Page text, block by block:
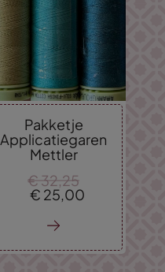
Pakketje
Applicatiegaren
Mettler
€ 32, 25
€ 25, 00